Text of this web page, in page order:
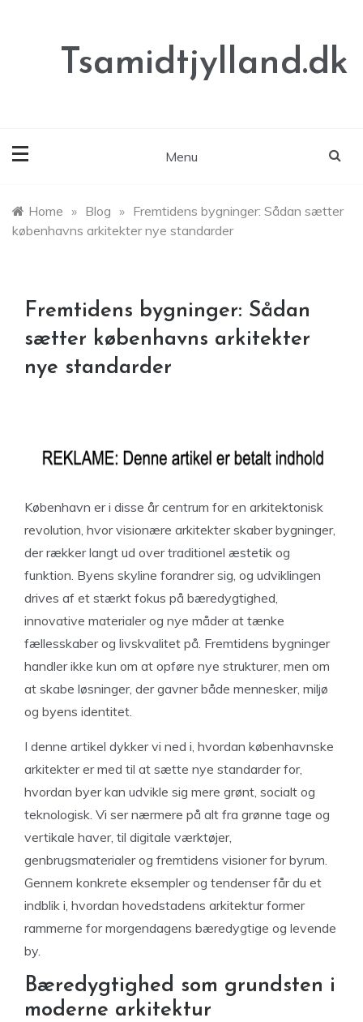
Tsamidtjylland.dk
Menu
Home » Blog » Fremtidens bygninger: Sådan sætter
københavns arkitekter nye standarder
Fremtidens bygninger: Sådan
sætter københavns arkitekter
nye standarder
København er i disse år centrum for en arkitektonisk
revolution, hvor visionære arkitekter skaber bygninger,
der rækker langt ud over traditionel æstetik og
funktion. Byens skyline forandrer sig, og udviklingen
drives af et stærkt fokus på bæredygtighed,
innovative materialer og nye måder at tænke
fællesskaber og livskvalitet på. Fremtidens bygninger
handler ikke kun om at opføre nye strukturer, men om
at skabe løsninger, der gavner både mennesker, miljø
og byens identitet.
I denne artikel dykker vi ned i, hvordan københavnske
arkitekter er med til at sætte nye standarder for,
hvordan byer kan udvikle sig mere grønt, socialt og
teknologisk. Vi ser nærmere på alt fra grønne tage og
vertikale haver, til digitale værktøjer,
genbrugsmaterialer og fremtidens visioner for byrum.
Gennem konkrete eksempler og tendenser får du et
indblik i, hvordan hovedstadens arkitektur former
rammerne for morgendagens bæredygtige og levende
by.
Bæredygtighed som grundsten i
moderne arkitektur